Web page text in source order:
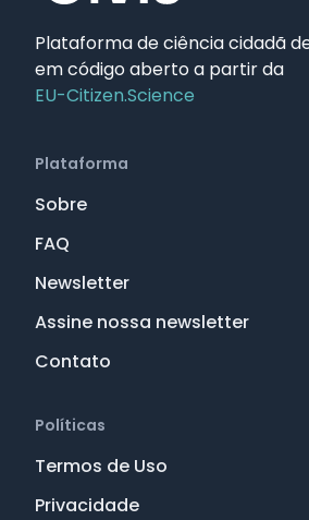
Plataforma de ciência cidadã
em código aberto a partir da
EU-Citizen.Science
Plataforma
Sobre
FAQ
Newsletter
Assine nossa newsletter
Contato
Políticas
Termos de Uso
Privacidade